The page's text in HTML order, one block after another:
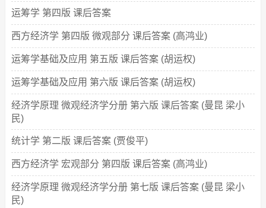
运筹学 第四版 课后答案
西方经济学 第四版 微观部分 课后答案 (高鸿业)
运筹学基础及应用 第五版 课后答案 (胡运权)
运筹学基础及应用 第六版 课后答案 (胡运权)
经济学原理 微观经济学分册 第六版 课后答案 (曼昆 梁小
民)
统计学 第二版 课后答案 (贾俊平)
西方经济学 宏观部分 第四版 课后答案 (高鸿业)
经济学原理 微观经济学分册 第七版 课后答案 (曼昆 梁小
民)